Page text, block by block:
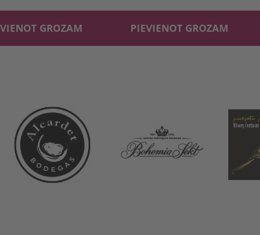
GROZAM PIEVIENOT GROZAM